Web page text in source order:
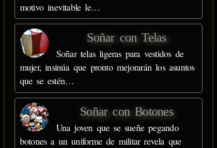
motivo inevitable le…
Soñar con Telas
Soñar telas ligeras para vestidos de
mujer, insinúa que pronto mejorarán los asuntos
que se estén…
Soñar con Botones
Una joven que se sueñe pegando
botones a un uniforme de militar revela que